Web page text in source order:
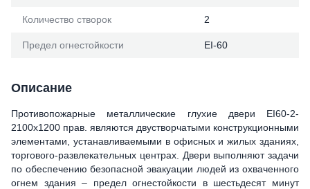
Количество створок 2
Предел огнестойкости ЕІ-60
Описание
Противопожарные металлические глухие двери ЕІ60-2-
2100x1200 прав. являются двустворчатыми конструкционными
элементами, устанавливаемыми в офисных и жилых зданиях,
торгового-развлекательных центрах. Двери выполняют задачи
по обеспечению безопасной эвакуации людей из охваченного
огнем здания – предел огнестойкости в шестьдесят минут